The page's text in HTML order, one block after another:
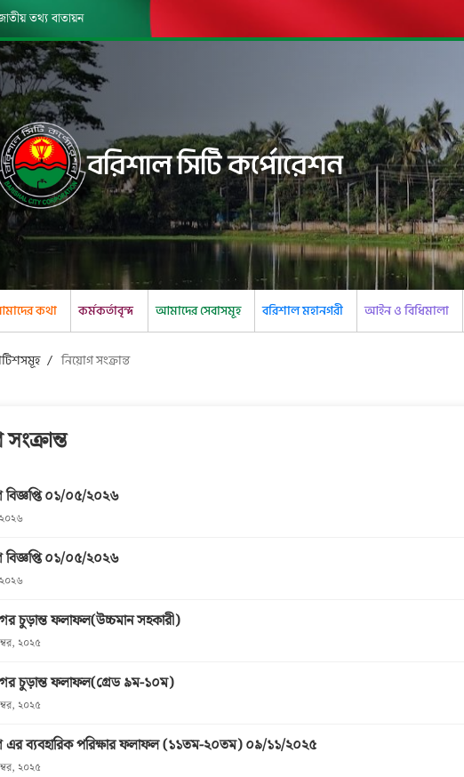
তথ্য বাতায়ন
বরিশাল সিটি কর্পোরেশন
কথা কর্মকর্তাবৃন্দ আমাদের সেবাসমূহ বরিশাল মহানগরী আইন ও বিধিমালা
নিয়োগ সংক্রান্ত
বিজ্ঞপ্তি ০১/০৫/২০২৬
বিজ্ঞপ্তি ০১/০৫/২০২৬
চুড়ান্ত ফলাফল(উচ্চমান সহকারী)
২০২৫
চুড়ান্ত ফলাফল(গ্রেড ৯ম-১০ম)
২০২৫
এর ব্যবহারিক পরিক্ষার ফলাফল (১১তম-২০তম) ০৯/১১/২০২৫
২০২৫